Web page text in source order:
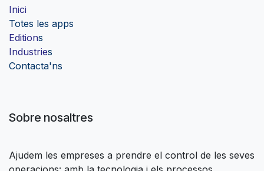
Inici
Totes les apps
Editions
Industries
Contacta'ns
Sobre nosaltres
Ajudem les empreses a prendre el control de les seves